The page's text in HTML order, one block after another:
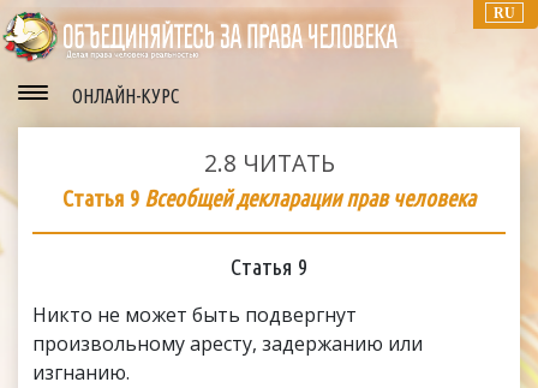
RU
ОНЛАЙН-КУРС
2.8 ЧИТАТЬ
Статья 9 Всеобщей декларации прав человека
Статья 9
Никто не может быть подвергнут
произвольному аресту, задержанию или
изгнанию.